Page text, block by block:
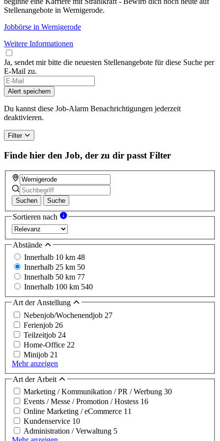
Stellenangebote in Wernigerode.
Jobbörse in Wernigerode
Weitere Informationen
Ja, sendet mir bitte die neuesten Stellenangebote für diese Suche per
E-Mail zu.
If
you
are
a
human,
this
field
Alert speichern
Du kannst diese Job-Alarm Benachrichtigungen jederzeit
deaktivieren.
Filter
Finde hier den Job, der zu dir passt Filter
Suchen Suche
Sortieren nach
Abstände
Innerhalb 10 km 48
Innerhalb 25 km 50
Innerhalb 50 km 77
Innerhalb 100 km 540
Art der Anstellung
Nebenjob/Wochenendjob 27
Ferienjob 26
Teilzeitjob 24
Home-Office 22
Minijob 21
Mehr anzeigen
Art der Arbeit
Marketing / Kommunikation / PR / Werbung 30
Events / Messe / Promotion / Hostess 16
Online Marketing / eCommerce 11
Kundenservice 10
Administration / Verwaltung 5